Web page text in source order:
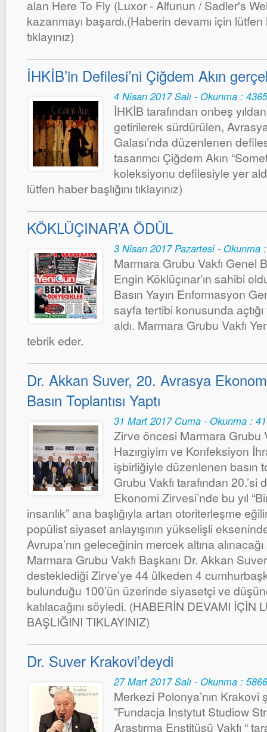
alan Here To Fly (Luxor - Alfunun / Sadler's
kazanmayı başardı.(Haberin devamı için lütfen
tıklayınız)
İHKİB’in Defilesi’ni Çiğdem Akın
4 Nisan 2017 Salı - Okunma : 4365
İHKİB tarafından onbeş
getirilerek sürdürülen,
Galası’nda düzenlenen
tasarımcı Çiğdem Akın
koleksiyonu defilesiyle yer
lütfen haber başlığını tıklayınız)
KÖKLÜÇINAR’A ÖDÜL
3 Nisan 2017 Pazartesi - Okunma
Marmara Grubu Vakfı Genel
Engin Köklüçınar’ın sahibi
Basın Yayın Enformasyon
sayfa tertibi konusunda
aldı. Marmara Grubu Vakfı
tebrik eder.
Dr. Akkan Suver, 20. Avrasya
Basın Toplantısı Yaptı
31 Mart 2017 Cuma - Okunma :
Zirve öncesi Marmara Grubu
Hazırgiyim ve Konfeksiyon
işbirliğiyle düzenlenen basın
Grubu Vakfı tarafından
Ekonomi Zirvesi’nde bu yıl
insanlık” ana başlığıyla artan otoriterleşme
popülist siyaset anlayışının yükselişli
Avrupa’nın geleceğinin mercek altına alınacağı
Marmara Grubu Vakfı Başkanı Dr. Akkan
desteklediği Zirve’ye 44 ülkeden 4
bulunduğu 100’ün üzerinde siyasetçi ve
katılacağını söyledi. (HABERİN DEVAMI İÇİN
BAŞLIĞINI TIKLAYINIZ)
Dr. Suver Krakovi’deydi
27 Mart 2017 Salı - Okunma : 5866
Merkezi Polonya’nın
”Fundacja Instytut Studiow
Araştırma Enstitüsü Vakfı “